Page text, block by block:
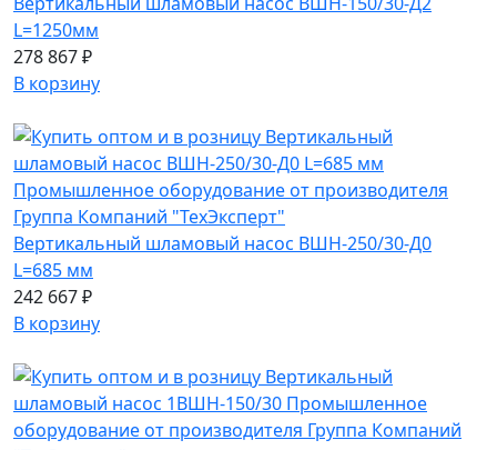
L=1250мм
278 867 ₽
В корзину
Вертикальный шламовый насос ВШН-250/30-Д0
L=685 мм
242 667 ₽
В корзину